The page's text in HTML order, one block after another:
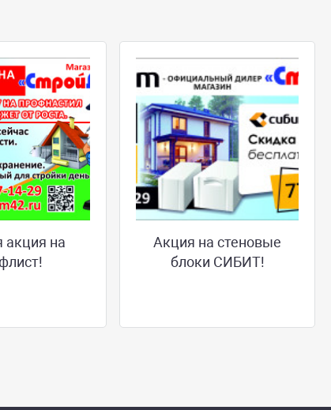
акция на
Акция на стеновые
блоки СИБИТ!